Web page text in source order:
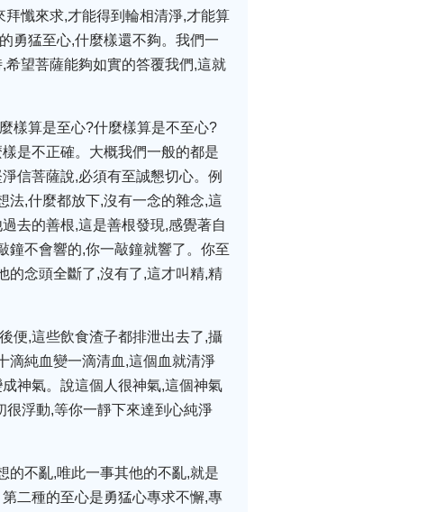
懺來求,才能得到輪相清淨,才能算
勇猛至心,什麼樣還不夠。我們一
望菩薩能夠如實的答覆我們,這就
樣算是至心?什麼樣算是不至心?
是不正確。大概我們一般的都是
信菩薩說,必須有至誠懇切心。例
法,什麼都放下,沒有一念的雜念,這
去的善根,這是善根發現,感覺著自
鐘不會響的,你一敲鐘就響了。你至
的念頭全斷了,沒有了,這才叫精,精
便,這些飲食渣子都排泄出去了,攝
滴純血變一滴清血,這個血就清淨
神氣。說這個人很神氣,這個神氣
很浮動,等你一靜下來達到心純淨
的不亂,唯此一事其他的不亂,就是
二種的至心是勇猛心專求不懈,專